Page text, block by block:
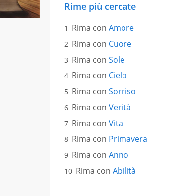
Rime più cercate
Rima con Amore
Rima con Cuore
Rima con Sole
Rima con Cielo
Rima con Sorriso
Rima con Verità
Rima con Vita
Rima con Primavera
Rima con Anno
Rima con Abilità